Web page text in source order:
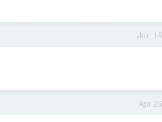
Jun 18
Apr 26